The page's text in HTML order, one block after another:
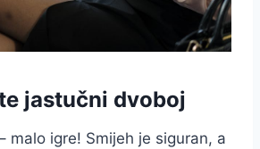
jastučni dvoboj
malo igre! Smijeh je siguran, a